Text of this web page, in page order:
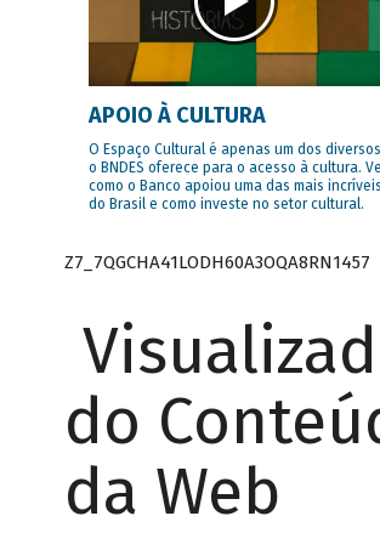
APOIO À CULTURA
O Espaço Cultural é apenas um dos
o BNDES oferece para o acesso à cultura.
como o Banco apoiou uma das mais
do Brasil e como investe no setor cultural.
Z7_7QGCHA41LODH60A3OQA8RN1457
do
da Web